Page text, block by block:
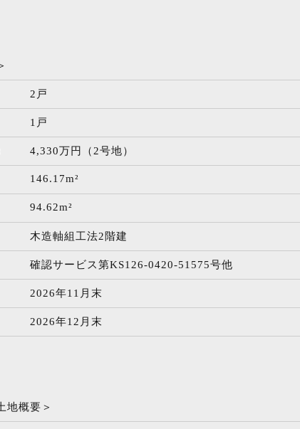
2戸
1戸
4,330万円（2号地）
146.17m²
94.62m²
木造軸組工法2階建
確認サービス第KS126-0420-51575号他
2026年11月末
2026年12月末
地概要＞